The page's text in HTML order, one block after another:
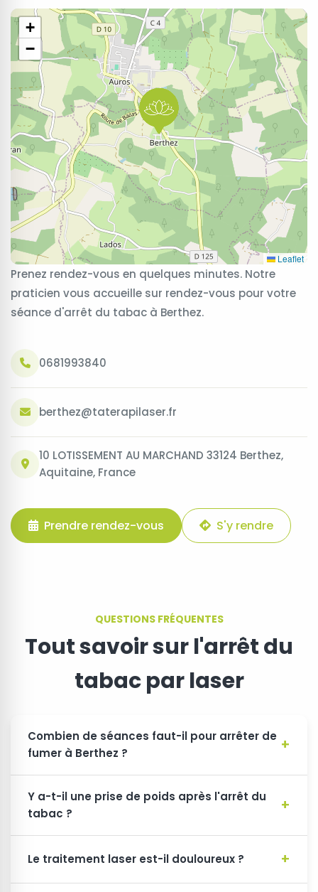
+
−
Leaflet
Prenez rendez-vous en quelques minutes. Notre
praticien vous accueille sur rendez-vous pour votre
séance d'arrêt du tabac à Berthez.
0681993840
berthez@taterapilaser.fr
10 LOTISSEMENT AU MARCHAND 33124 Berthez,
Aquitaine, France
Prendre rendez-vous S'y rendre
QUESTIONS FRÉQUENTES
Tout savoir sur l'arrêt du
tabac par laser
Combien de séances faut-il pour arrêter de
fumer à Berthez ?
Y a-t-il une prise de poids après l'arrêt du
tabac ?
Le traitement laser est-il douloureux ?